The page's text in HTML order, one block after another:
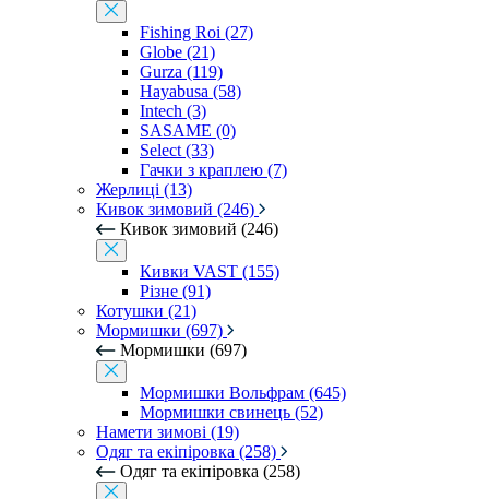
Fishing Roi (27)
Globe (21)
Gurza (119)
Hayabusa (58)
Intech (3)
SASAME (0)
Select (33)
Гачки з краплею (7)
Жерлиці (13)
Кивок зимовий (246)
Кивок зимовий (246)
Кивки VAST (155)
Різне (91)
Котушки (21)
Мормишки (697)
Мормишки (697)
Мормишки Вольфрам (645)
Мормишки свинець (52)
Намети зимові (19)
Одяг та екіпіровка (258)
Одяг та екіпіровка (258)